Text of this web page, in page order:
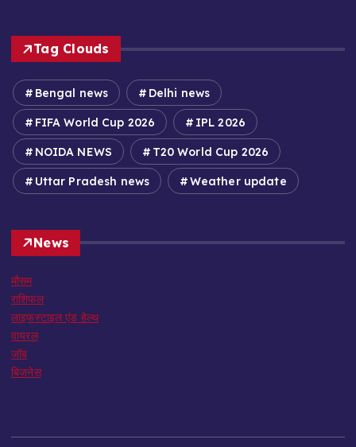
Tag Clouds
Bengal news Delhi news
FIFA World Cup 2026 IPL 2026
NOIDA NEWS T20 World Cup 2026
Uttar Pradesh news Weather update
News
मौसम
राशिफल
लाइफस्टाइल एंड हेल्थ
वायरल
जॉब
बिजनेस